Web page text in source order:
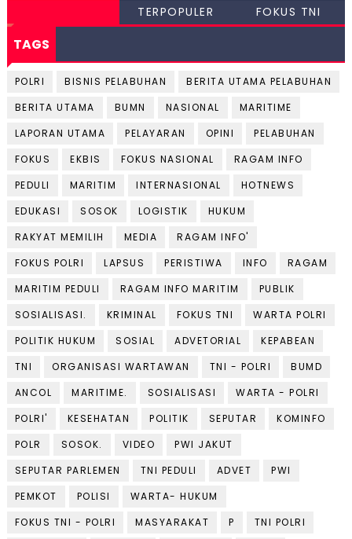
TERPOPULER FOKUS TNI
TAGS
POLRI BISNIS PELABUHAN
BERITA UTAMA PELABUHAN
BERITA UTAMA
BUMN NASIONAL
MARITIME
LAPORAN UTAMA
PELAYARAN OPINI
PELABUHAN
FOKUS
EKBIS FOKUS NASIONAL
RAGAM INFO
PEDULI
MARITIM INTERNASIONAL
HOTNEWS
EDUKASI
SOSOK LOGISTIK
HUKUM
RAKYAT MEMILIH
MEDIA
RAGAM INFO'
FOKUS POLRI
LAPSUS PERISTIWA INFO
RAGAM
MARITIM PEDULI
RAGAM INFO MARITIM
PUBLIK
SOSIALISASI.
KRIMINAL FOKUS TNI
WARTA POLRI
POLITIK HUKUM
SOSIAL ADVETORIAL
KEPABEAN
TNI
ORGANISASI WARTAWAN TNI - POLRI
BUMD
ANCOL
MARITIME. SOSIALISASI
WARTA - POLRI
POLRI'
KESEHATAN POLITIK SEPUTAR
KOMINFO
POLR
SOSOK. VIDEO
PWI JAKUT
SEPUTAR PARLEMEN
TNI PEDULI ADVET
PWI
PEMKOT
POLISI
WARTA- HUKUM
FOKUS TNI - POLRI
MASYARAKAT P
TNI POLRI